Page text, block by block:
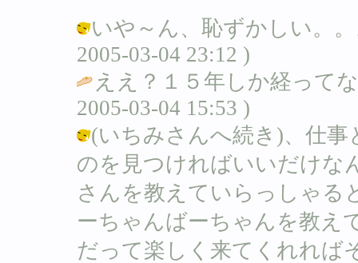
いや～ん、恥ずかしい。
2005-03-04 23:12 )
ええ？１５年しか経って
2005-03-04 15:53 )
(いちみさんへ続き)、仕
のを見つければいいだけな
さんを教えていらっしゃる
ーちゃんばーちゃんを教え
だって楽しく来てくれれば